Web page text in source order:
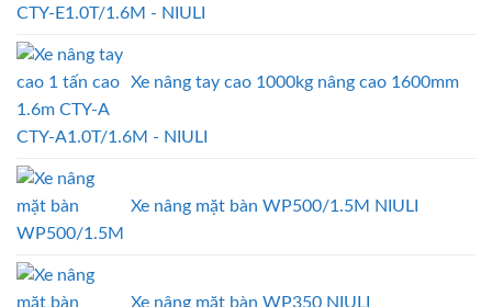
CTY-E1.0T/1.6M - NIULI
Xe nâng tay cao 1000kg nâng cao 1600mm
CTY-A1.0T/1.6M - NIULI
Xe nâng mặt bàn WP500/1.5M NIULI
Xe nâng mặt bàn WP350 NIULI